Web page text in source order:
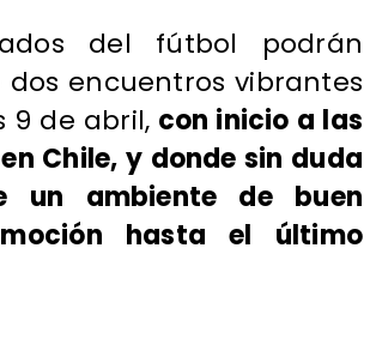
del fútbol podrán
encuentros vibrantes
9 de abril, con inicio a las
Chile, y donde sin duda
un ambiente de buen
hasta el último